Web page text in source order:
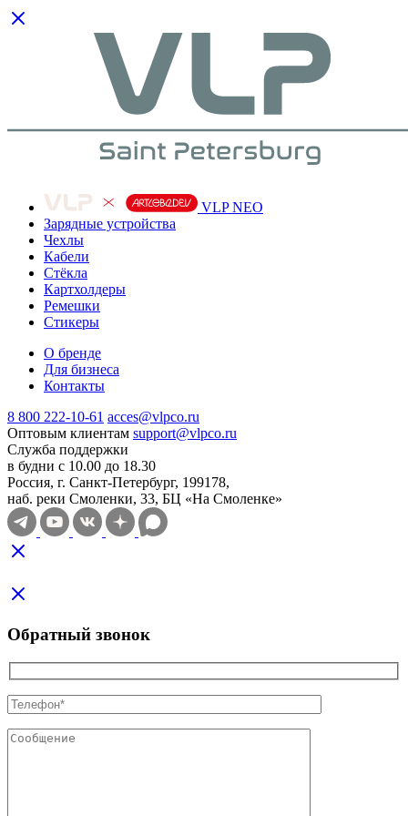
VLP NEO
Зарядные устройства
Чехлы
Кабели
Cтёкла
Картхолдеры
Ремешки
Стикеры
О бренде
Для бизнеса
Контакты
8 800 222-10-61 acces@vlpco.ru
Оптовым клиентам support@vlpco.ru
Служба поддержки
в будни с 10.00 до 18.30
Россия, г. Санкт-Петербург, 199178,
наб. реки Смоленки, 33, БЦ «На Смоленке»
Обратный звонок